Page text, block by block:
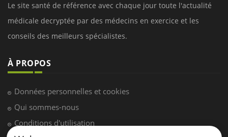
Le site santé de référence avec chaque jour toute l'actualité
médicale decryptée par des médecins en exercice et les
conseils des meilleurs spécialistes.
À PROPOS
Données personnelles et cookies
Qui sommes-nous
Conditions d'utilisation